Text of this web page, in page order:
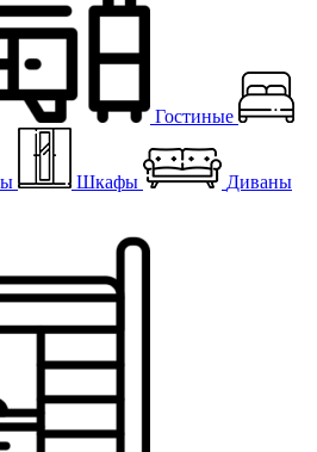
Гостиные
Шкафы Диваны